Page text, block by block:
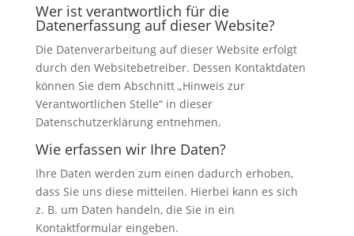
Wer ist verantwortlich für die
Datenerfassung auf dieser Website?
Die Datenverarbeitung auf dieser Website erfolgt
durch den Websitebetreiber. Dessen Kontaktdaten
können Sie dem Abschnitt „Hinweis zur
Verantwortlichen Stelle“ in dieser
Datenschutzerklärung entnehmen.
Wie erfassen wir Ihre Daten?
Ihre Daten werden zum einen dadurch erhoben,
dass Sie uns diese mitteilen. Hierbei kann es sich
z. B. um Daten handeln, die Sie in ein
Kontaktformular eingeben.